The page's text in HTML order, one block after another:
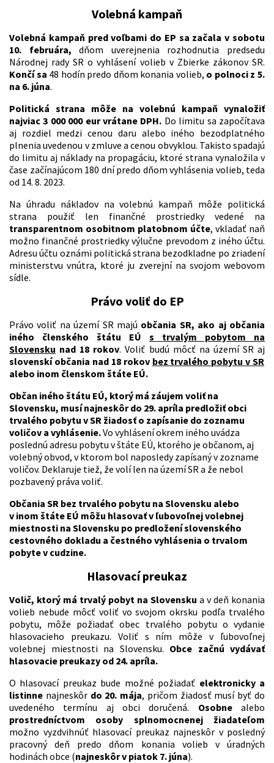
Volebná kampaň
Volebná kampaň pred voľbami do EP sa začala v sobotu
10. februára,dňom uverejnenia rozhodnutia predsedu
Národnej rady SR o vyhlásení volieb v Zbierke zákonov SR.
Končí sa 48 hodín predo dňom konania volieb, o polnoci z 5.
na 6. júna.
Politická strana môže na volebnú kampaň vynaložiť
najviac 3 000 000 eur vrátane DPH. Do limitu sa započítava
aj rozdiel medzi cenou daru alebo iného bezodplatného
plnenia uvedenou v zmluve a cenou obvyklou. Takisto spadajú
do limitu aj náklady na propagáciu, ktoré strana vynaložila v
čase začínajúcom 180 dní predo dňom vyhlásenia volieb, teda
od 14. 8. 2023.
Na úhradu nákladov na volebnú kampaň môže politická
strana použiť len finančné prostriedky vedené na
transparentnom osobitnom platobnom účte, vkladať naň
možno finančné prostriedky výlučne prevodom z iného účtu.
Adresu účtu oznámi politická strana bezodkladne po zriadení
ministerstvu vnútra, ktoré ju zverejní na svojom webovom
sídle.
Právo voliť do EP
Právo voliť na území SR majú občania SR, ako aj občania
iného členského štátu EÚ s trvalým pobytom na
Slovensku nad 18 rokov. Voliť budú môcť na území SR aj
slovenskí občania nad 18 rokov bez trvalého pobytu v SR
alebo inom členskom štáte EÚ.
Občan iného štátu EÚ, ktorý má záujem voliť na
Slovensku, musí najneskôr do 29. apríla predložiť obci
trvalého pobytu v SR žiadosť o zapísanie do zoznamu
voličov a vyhlásenie.Vo vyhlásení okrem iného uvádza
poslednú adresu pobytu v štáte EÚ, ktorého je občanom, aj
volebný obvod, v ktorom bol naposledy zapísaný v zozname
voličov. Deklaruje tiež, že volí len na území SR a že nebol
pozbavený práva voliť.
Občania SR bez trvalého pobytu na Slovensku alebo
v inom štáte EÚ môžu hlasovať v ľubovoľnej volebnej
miestnosti na Slovensku po predložení slovenského
cestovného dokladu a čestného vyhlásenia o trvalom
pobyte v cudzine.
Hlasovací preukaz
Volič, ktorý má trvalý pobyt na Slovensku a v deň konania
volieb nebude môcť voliť vo svojom okrsku podľa trvalého
pobytu, môže požiadať obec trvalého pobytu o vydanie
hlasovacieho preukazu. Voliť s ním môže v ľubovoľnej
volebnej miestnosti na Slovensku. Obce začnú vydávať
hlasovacie preukazy od 24. apríla.
O hlasovací preukaz bude možné požiadať elektronicky a
listinne najneskôr do 20. mája, pričom žiadosť musí byť do
uvedeného termínu aj obci doručená. Osobnealebo
prostredníctvom osoby splnomocnenej žiadateľom
možno vyzdvihnúť hlasovací preukaz najneskôr v posledný
pracovný deň predo dňom konania volieb v úradných
hodinách obce (najneskôr v piatok 7. júna).